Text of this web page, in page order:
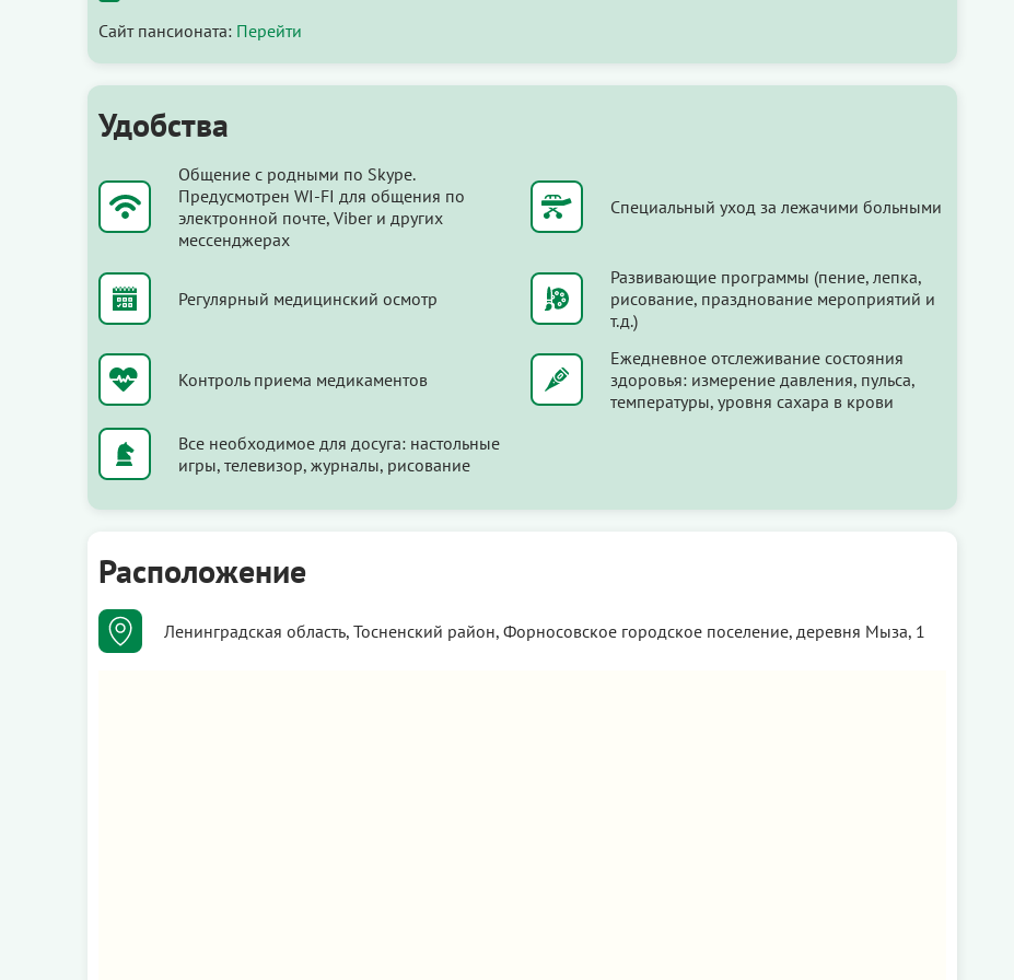
Сайт пансионата: Перейти
Удобства
Общение с родными по Skype.
Предусмотрен WI-FI для общения по
электронной почте, Viber и других
мессенджерах
Специальный уход за лежачими больными
Регулярный медицинский осмотр
Развивающие программы (пение, лепка,
рисование, празднование мероприятий и
т.д.)
Контроль приема медикаментов
Ежедневное отслеживание состояния
здоровья: измерение давления, пульса,
температуры, уровня сахара в крови
Все необходимое для досуга: настольные
игры, телевизор, журналы, рисование
Расположение
Ленинградская область, Тосненский район, Форносовское городское поселение, деревня Мыза, 1